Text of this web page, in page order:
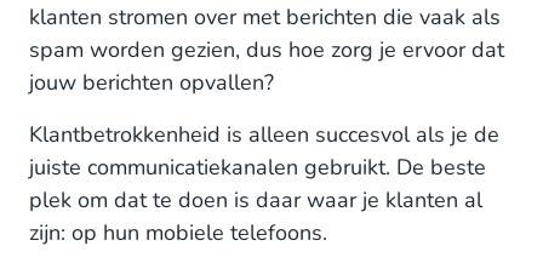
klanten stromen over met berichten die vaak als
spam worden gezien, dus hoe zorg je ervoor dat
jouw berichten opvallen?
Klantbetrokkenheid is alleen succesvol als je de
juiste communicatiekanalen gebruikt. De beste
plek om dat te doen is daar waar je klanten al
zijn: op hun mobiele telefoons.